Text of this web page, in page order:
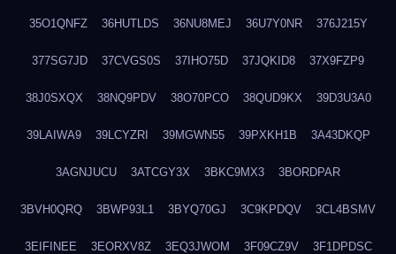
35O1QNFZ 36HUTLDS 36NU8MEJ 36U7Y0NR 376J215Y
377SG7JD 37CVGS0S 37IHO75D 37JQKID8 37X9FZP9
38J0SXQX 38NQ9PDV 38O70PCO 38QUD9KX 39D3U3A0
39LAIWA9 39LCYZRI 39MGWN55 39PXKH1B 3A43DKQP
3AGNJUCU 3ATCGY3X 3BKC9MX3 3BORDPAR
3BVH0QRQ 3BWP93L1 3BYQ70GJ 3C9KPDQV 3CL4BSMV
3EIFINEE 3EORXV8Z 3EQ3JWOM 3F09CZ9V 3F1DPDSC